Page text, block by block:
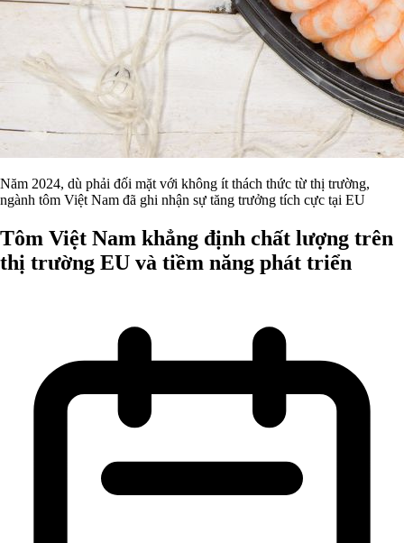
Năm 2024, dù phải đối mặt với không ít thách thức từ thị trường,
ngành tôm Việt Nam đã ghi nhận sự tăng trưởng tích cực tại EU
Tôm Việt Nam khẳng định chất lượng trên
thị trường EU và tiềm năng phát triển